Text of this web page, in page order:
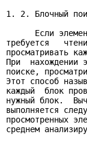
1. 2. Блочный
Если
требуется
просматривать
При  нахождении
поиске,
Этот способ
каждый  блок
нужный блок.
выполняется
просмотренных
среднем